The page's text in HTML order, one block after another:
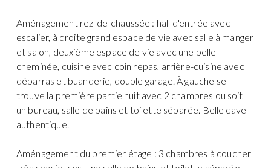
Aménagement rez-de-chaussée : hall d'entrée avec
escalier, à droite grand espace de vie avec salle à manger
et salon, deuxième espace de vie avec une belle
cheminée, cuisine avec coin repas, arrière-cuisine avec
débarras et buanderie, double garage. À gauche se
trouve la première partie nuit avec 2 chambres ou soit
un bureau, salle de bains et toilette séparée. Belle cave
authentique.
Aménagement du premier étage : 3 chambres à coucher